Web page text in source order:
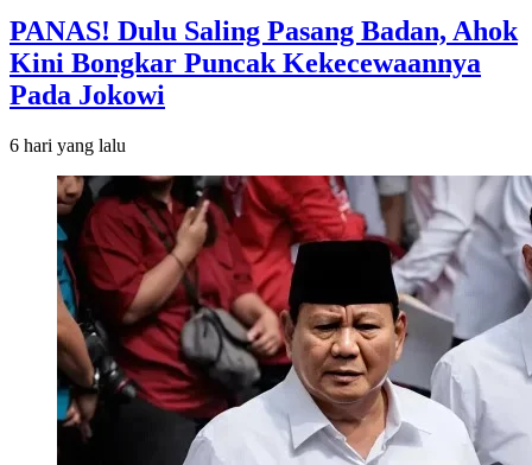
PANAS! Dulu Saling Pasang Badan, Ahok
Kini Bongkar Puncak Kekecewaannya
Pada Jokowi
6 hari yang lalu